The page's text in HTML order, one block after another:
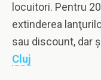
locuitori. Pentru
extinderea
sau discount, dar
Cluj